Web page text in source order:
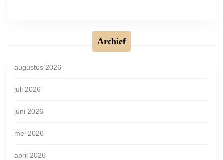
Archief
augustus 2026
juli 2026
juni 2026
mei 2026
april 2026